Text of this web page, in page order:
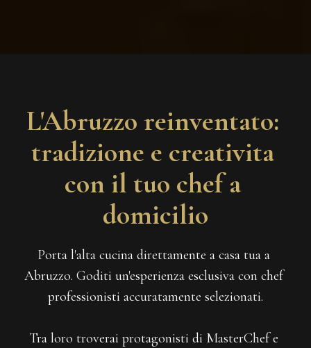
L'Abruzzo reinventato:
tradizione e creativita
con il tuo chef a
domicilio
Porta l'alta cucina direttamente a casa tua a
Abruzzo. Goditi un'esperienza esclusiva con chef
professionisti accuratamente selezionati.
Tra loro troverai protagonisti di MasterChef e